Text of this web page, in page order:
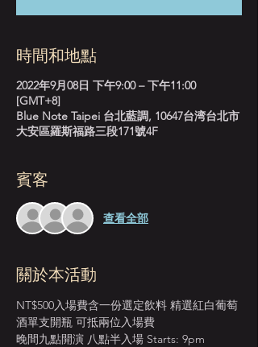
時間和地點
2022年9月08日 下午9:00 – 下午11:00
[GMT+8]
Blue Note Taipei 台北藍調, 10647台湾台北市
大安區羅斯福路三段171號4F
賓客
查看全部
關於本活動
NT$500入場費含一份選定飲料 精選紅白葡萄
酒單支開瓶 可抵兩位入場費
晚間九點開演 八點半入場 Starts: 9pm